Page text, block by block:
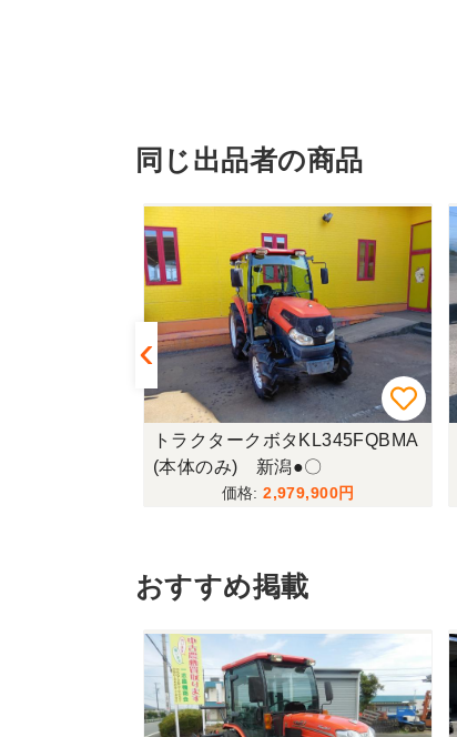
同じ出品者の商品
トラクタークボタKL345FQBMA
(本体のみ) 新潟●〇
2,979,900
おすすめ掲載